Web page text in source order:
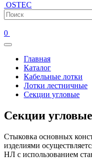
OSTEC
0
Главная
Каталог
Кабельные лотки
Лотки лестничные
Секции угловые
Секции
Стыковка основных
изделиями
НЛ с использованием